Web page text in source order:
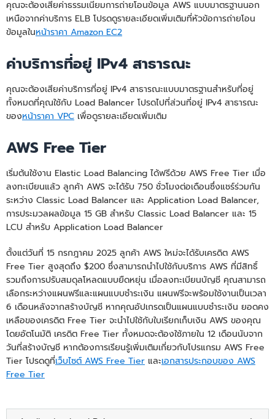
คุณจะต้องเสียค่าธรรมเนียมการถ่ายโอนข้อมูล AWS แบบมาตรฐานนอก
เหนือจากค่าบริการ ELB โปรดดูรายละเอียดเพิ่มเติมที่หัวข้อการถ่ายโอน
ข้อมูลในหน้าราคา Amazon EC2
ค่าบริการที่อยู่ IPv4 สาธารณะ
คุณจะต้องเสียค่าบริการที่อยู่ IPv4 สาธารณะแบบมาตรฐานสำหรับที่อยู่
ทั้งหมดที่คุณใช้กับ Load Balancer โปรดไปที่ส่วนที่อยู่ IPv4 สาธารณะ
ของหน้าราคา VPC เพื่อดูรายละเอียดเพิ่มเติม
AWS Free Tier
เริ่มต้นใช้งาน Elastic Load Balancing ได้ฟรีด้วย AWS Free Tier เมื่อ
ลงทะเบียนแล้ว ลูกค้า AWS จะได้รับ 750 ชั่วโมงต่อเดือนซึ่งแชร์ร่วมกัน
ระหว่าง Classic Load Balancer และ Application Load Balancer,
การประมวลผลข้อมูล 15 GB สำหรับ Classic Load Balancer และ 15
LCU สำหรับ Application Load Balancer
ตั้งแต่วันที่ 15 กรกฎาคม 2025 ลูกค้า AWS ใหม่จะได้รับเครดิต AWS
Free Tier สูงสุดถึง $200 ซึ่งสามารถนำไปใช้กับบริการ AWS ที่มีสิทธิ์
รวมถึงการปรับสมดุลโหลดแบบยืดหยุ่น เมื่อลงทะเบียนบัญชี คุณสามารถ
เลือกระหว่างแผนฟรีและแผนแบบชำระเงิน แผนฟรีจะพร้อมใช้งานเป็นเวลา
6 เดือนหลังจากสร้างบัญชี หากคุณอัปเกรดเป็นแผนแบบชำระเงิน ยอดคง
เหลือของเครดิต Free Tier จะนำไปใช้กับใบเรียกเก็บเงิน AWS ของคุณ
โดยอัตโนมัติ เครดิต Free Tier ทั้งหมดจะต้องใช้ภายใน 12 เดือนนับจาก
วันที่สร้างบัญชี หากต้องการเรียนรู้เพิ่มเติมเกี่ยวกับโปรแกรม AWS Free
Tier โปรดดูที่เว็บไซต์ AWS Free Tier และเอกสารประกอบของ AWS
Free Tier